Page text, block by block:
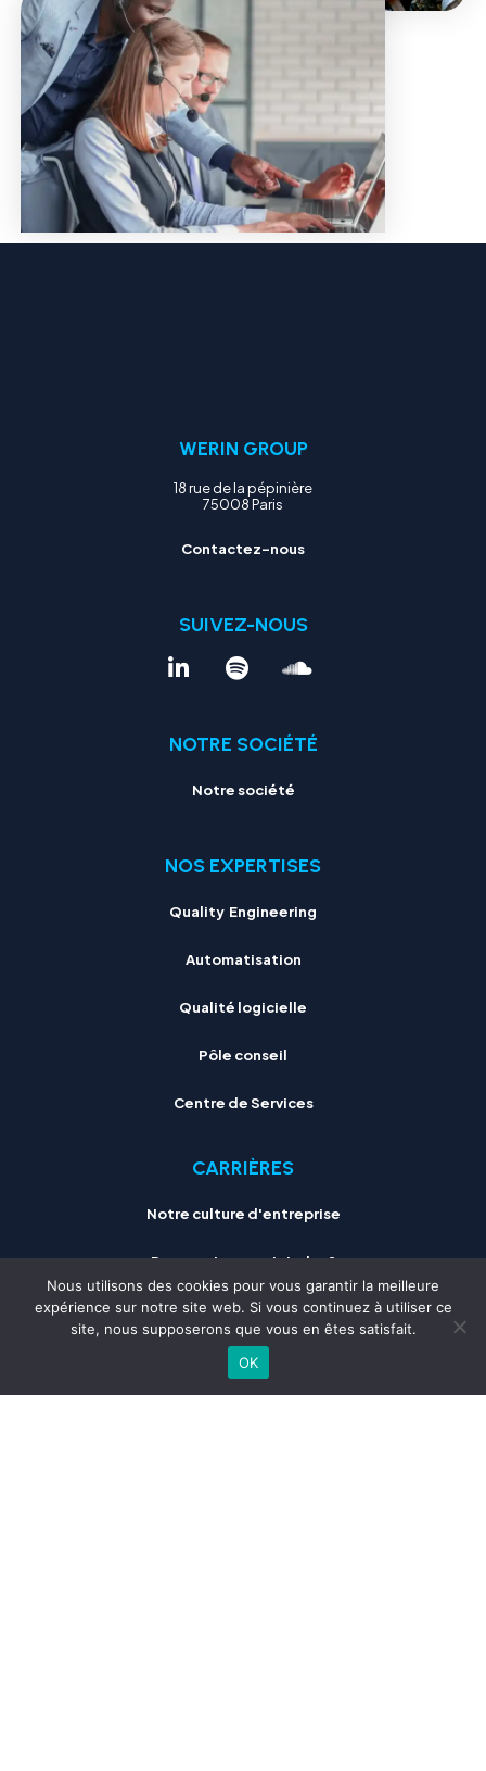
WERIN GROUP
18 rue de la pépinière
75008 Paris
Contactez-nous
SUIVEZ-NOUS
NOTRE SOCIÉTÉ
Notre société
NOS EXPERTISES
Quality Engineering
Automatisation
Qualité logicielle
Pôle conseil
Centre de Services
CARRIÈRES
Notre culture d'entreprise
Pourquoi nous rejoindre ?
BLOG
Articles de blog
Nous utilisons des cookies pour vous garantir la meilleure
expérience sur notre site web. Si vous continuez à utiliser ce
site, nous supposerons que vous en êtes satisfait.
OK